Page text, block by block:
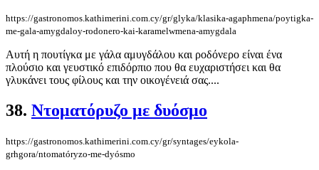
https://gastronomos.kathimerini.com.cy/gr/glyka/klasika-agaphmena/poytigka-
me-gala-amygdaloy-rodonero-kai-karamelwmena-amygdala
Αυτή η πουτίγκα με γάλα αμυγδάλου και ροδόνερο είναι ένα
πλούσιο και γευστικό επιδόρπιο που θα ευχαριστήσει και θα
γλυκάνει τους φίλους και την οικογένειά σας....
38. Ντοματόρυζο με δυόσμο
https://gastronomos.kathimerini.com.cy/gr/syntages/eykola-
grhgora/ntomatóryzo-me-dyósmo